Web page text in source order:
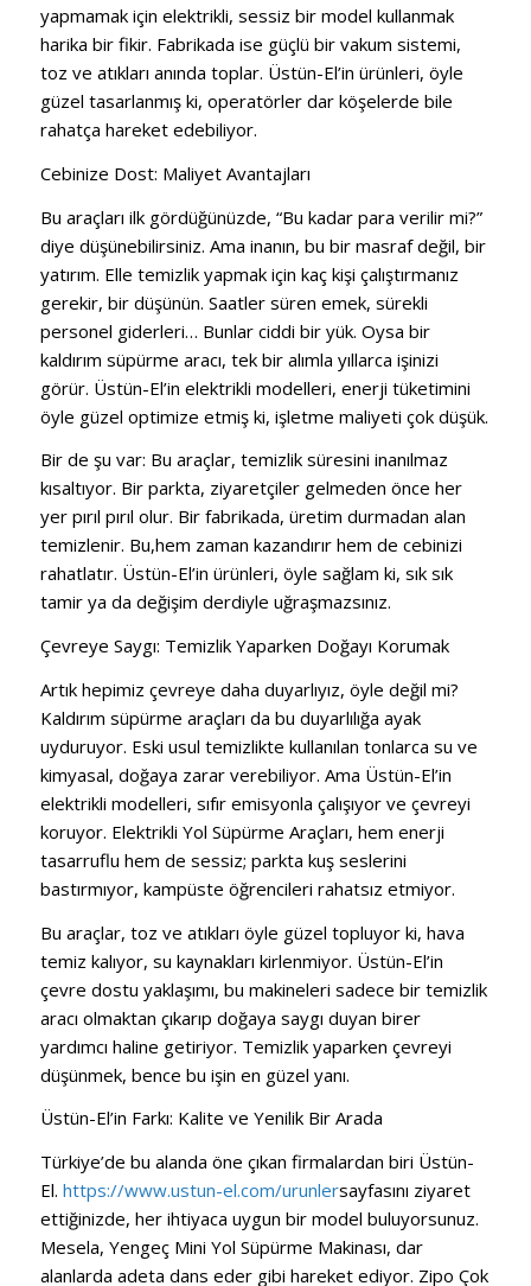
yapmamak için elektrikli, sessiz bir model kullanmak
harika bir fikir. Fabrikada ise güçlü bir vakum sistemi,
toz ve atıkları anında toplar. Üstün-El’in ürünleri, öyle
güzel tasarlanmış ki, operatörler dar köşelerde bile
rahatça hareket edebiliyor.
Cebinize Dost: Maliyet Avantajları
Bu araçları ilk gördüğünüzde, “Bu kadar para verilir mi?”
diye düşünebilirsiniz. Ama inanın, bu bir masraf değil, bir
yatırım. Elle temizlik yapmak için kaç kişi çalıştırmanız
gerekir, bir düşünün. Saatler süren emek, sürekli
personel giderleri… Bunlar ciddi bir yük. Oysa bir
kaldırım süpürme aracı, tek bir alımla yıllarca işinizi
görür. Üstün-El’in elektrikli modelleri, enerji tüketimini
öyle güzel optimize etmiş ki, işletme maliyeti çok düşük.
Bir de şu var: Bu araçlar, temizlik süresini inanılmaz
kısaltıyor. Bir parkta, ziyaretçiler gelmeden önce her
yer pırıl pırıl olur. Bir fabrikada, üretim durmadan alan
temizlenir. Bu,hem zaman kazandırır hem de cebinizi
rahatlatır. Üstün-El’in ürünleri, öyle sağlam ki, sık sık
tamir ya da değişim derdiyle uğraşmazsınız.
Çevreye Saygı: Temizlik Yaparken Doğayı Korumak
Artık hepimiz çevreye daha duyarlıyız, öyle değil mi?
Kaldırım süpürme araçları da bu duyarlılığa ayak
uyduruyor. Eski usul temizlikte kullanılan tonlarca su ve
kimyasal, doğaya zarar verebiliyor. Ama Üstün-El’in
elektrikli modelleri, sıfır emisyonla çalışıyor ve çevreyi
koruyor. Elektrikli Yol Süpürme Araçları, hem enerji
tasarruflu hem de sessiz; parkta kuş seslerini
bastırmıyor, kampüste öğrencileri rahatsız etmiyor.
Bu araçlar, toz ve atıkları öyle güzel topluyor ki, hava
temiz kalıyor, su kaynakları kirlenmiyor. Üstün-El’in
çevre dostu yaklaşımı, bu makineleri sadece bir temizlik
aracı olmaktan çıkarıp doğaya saygı duyan birer
yardımcı haline getiriyor. Temizlik yaparken çevreyi
düşünmek, bence bu işin en güzel yanı.
Üstün-El’in Farkı: Kalite ve Yenilik Bir Arada
Türkiye’de bu alanda öne çıkan firmalardan biri Üstün-
El. https://www.ustun-el.com/urunlersayfasını ziyaret
ettiğinizde, her ihtiyaca uygun bir model buluyorsunuz.
Mesela, Yengeç Mini Yol Süpürme Makinası, dar
alanlarda adeta dans eder gibi hareket ediyor. Zipo Çok